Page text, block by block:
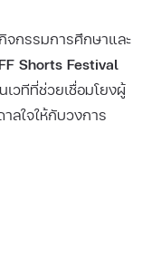
กรรมการศึกษาและ
Shorts Festival
วทีที่ช่วยเชื่อมโยงผู้
ลใจให้กับวงการ